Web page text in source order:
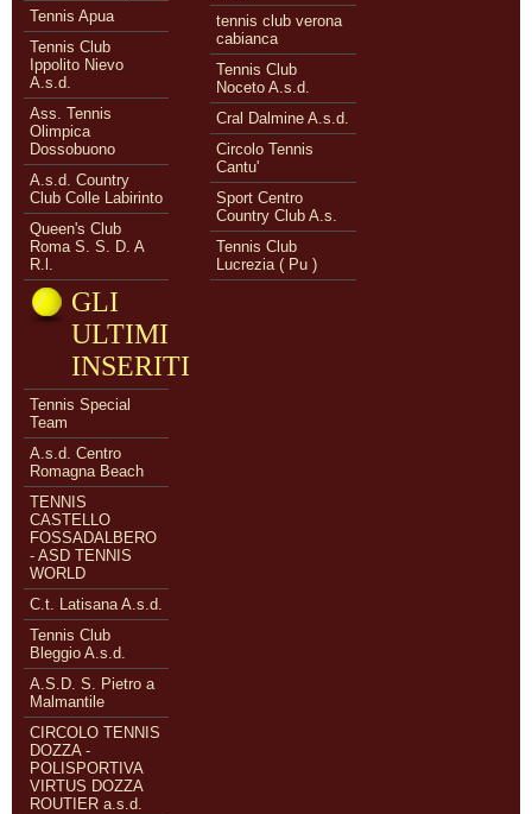
Tennis Apua
Tennis Club
Ippolito Nievo
A.s.d.
Ass. Tennis
Olimpica
Dossobuono
A.s.d. Country
Club Colle Labirinto
Queen's Club
Roma S. S. D. A
R.l.
tennis club verona
cabianca
Tennis Club
Noceto A.s.d.
Cral Dalmine A.s.d.
Circolo Tennis
Cantu'
Sport Centro
Country Club A.s.
Tennis Club
Lucrezia ( Pu )
GLI
ULTIMI
INSERITI
Tennis Special
Team
A.s.d. Centro
Romagna Beach
TENNIS
CASTELLO
FOSSADALBERO
- ASD TENNIS
WORLD
C.t. Latisana A.s.d.
Tennis Club
Bleggio A.s.d.
A.S.D. S. Pietro a
Malmantile
CIRCOLO TENNIS
DOZZA -
POLISPORTIVA
VIRTUS DOZZA
ROUTIER a.s.d.